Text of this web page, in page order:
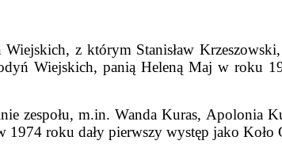
z którym Stanisław
Wiejskich, panią Heleną Maj w roku
zespołu, m.in. Wanda Kuras, Apolonia
roku dały pierwszy występ jako Koło